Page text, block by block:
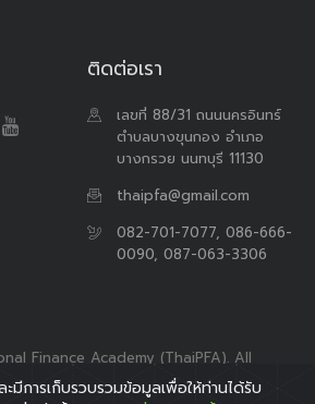
ติดต่อเรา
เลขที่ 88/31 ถนนนครอินทร์
ตำบลบางขุนกอง อำเภอ
บางกรวย นนทบุรี 11130
thaipfa@gmail.com
082-701-7077, 086-666-
0090, 087-063-3306
Finance Academy (ThaiPFA). All
มีการเก็บรวบรวมข้อมูลเพื่อให้ท่านได้รับ